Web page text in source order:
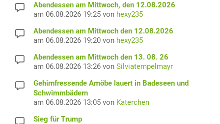
Abendessen am Mittwoch, den 12.08.2026
am 06.08.2026 19:25 von hexy235
Abendessen am Mittwoch den 12.08.2026
am 06.08.2026 19:20 von hexy235
Abendessen am Mittwoch den 13. 08. 26
am 06.08.2026 13:26 von Silviatempelmayr
Gehirnfressende Amöbe lauert in Badeseen und
Schwimmbädern
am 06.08.2026 13:05 von Katerchen
Sieg für Trump